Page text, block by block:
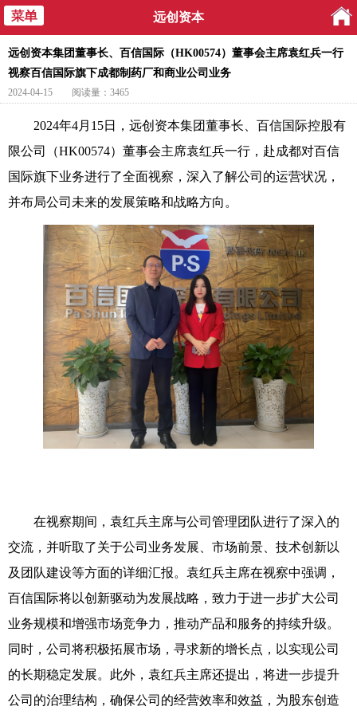
远创资本
远创资本集团董事长、百信国际（HK00574）董事会主席袁红兵一行
视察百信国际旗下成都制药厂和商业公司业务
2024-04-15 阅读量：3465
2024年4月15日，远创资本集团董事长、百信国际控股有
限公司（HK00574）董事会主席袁红兵一行，赴成都对百信
国际旗下业务进行了全面视察，深入了解公司的运营状况，
并布局公司未来的发展策略和战略方向。
在视察期间，袁红兵主席与公司管理团队进行了深入的
交流，并听取了关于公司业务发展、市场前景、技术创新以
及团队建设等方面的详细汇报。袁红兵主席在视察中强调，
百信国际将以创新驱动为发展战略，致力于进一步扩大公司
业务规模和增强市场竞争力，推动产品和服务的持续升级。
同时，公司将积极拓展市场，寻求新的增长点，以实现公司
的长期稳定发展。此外，袁红兵主席还提出，将进一步提升
公司的治理结构，确保公司的经营效率和效益，为股东创造